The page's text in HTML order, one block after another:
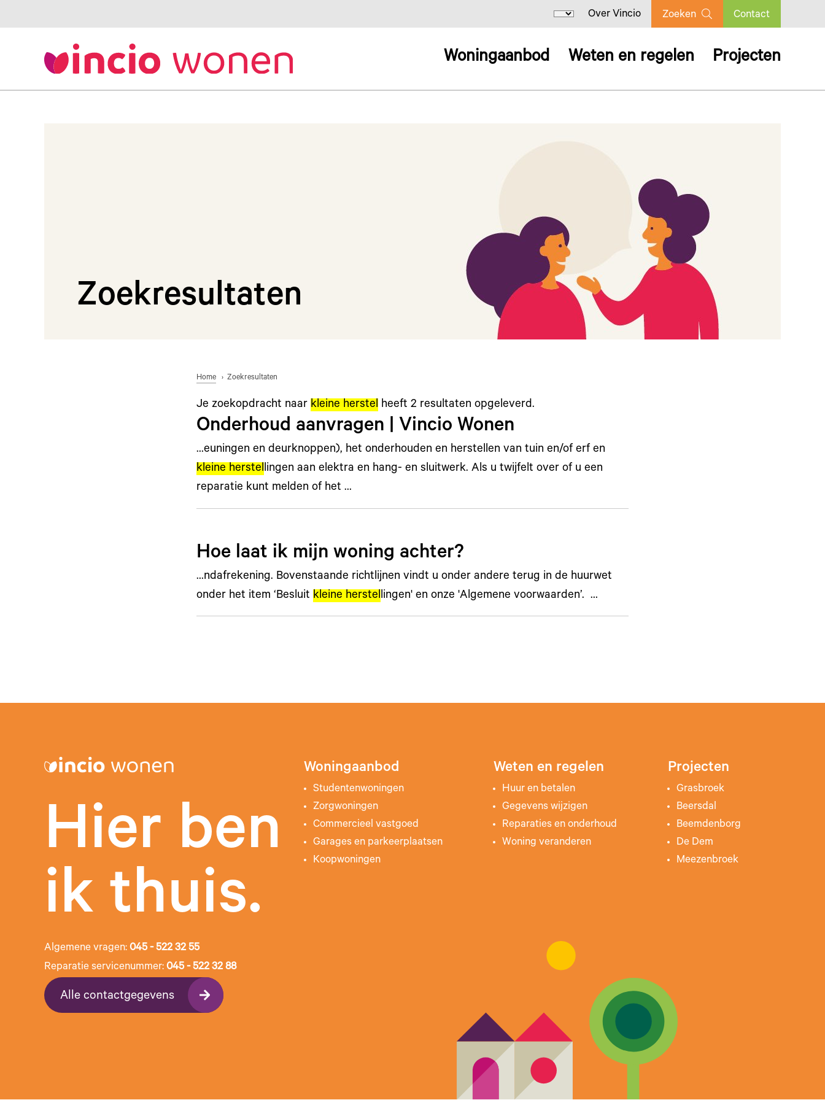
Over Vincio Zoeken Contact
Woningaanbod Weten en regelen Projecten
Zoekresultaten
Home Zoekresultaten
Je zoekopdracht naar kleine herstel heeft 2 resultaten opgeleverd.
Onderhoud aanvragen | Vincio Wonen
…euningen en deurknoppen), het onderhouden en herstellen van tuin en/of erf en
kleine herstellingen aan elektra en hang- en sluitwerk. Als u twijfelt over of u een
reparatie kunt melden of het …
Hoe laat ik mijn woning achter?
…ndafrekening. Bovenstaande richtlijnen vindt u onder andere terug in de huurwet
onder het item ‘Besluit kleine herstellingen' en onze 'Algemene voorwaarden’. …
Hier ben
ik thuis.
Algemene vragen: 045 - 522 32 55
Reparatie servicenummer: 045 - 522 32 88
Alle contactgegevens
Woningaanbod
Studentenwoningen
Zorgwoningen
Commercieel vastgoed
Garages en parkeerplaatsen
Koopwoningen
Weten en regelen
Huur en betalen
Gegevens wijzigen
Reparaties en onderhoud
Woning veranderen
Projecten
Grasbroek
Beersdal
Beemdenborg
De Dem
Meezenbroek